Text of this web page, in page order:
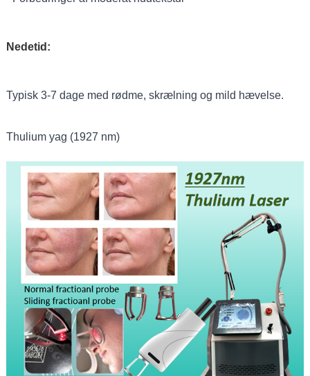
Nedetid:
Typisk 3-7 dage med rødme, skrælning og mild hævelse.
Thulium yag (1927 nm)